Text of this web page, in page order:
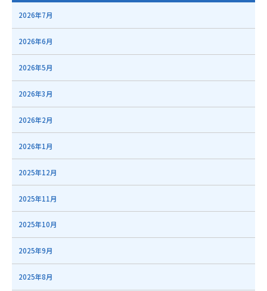
2026年7月
2026年6月
2026年5月
2026年3月
2026年2月
2026年1月
2025年12月
2025年11月
2025年10月
2025年9月
2025年8月